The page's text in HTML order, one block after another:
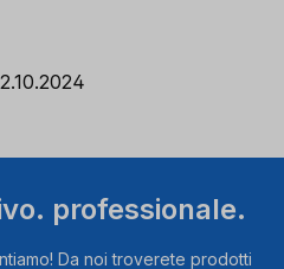
professionale.
Da noi troverete prodotti